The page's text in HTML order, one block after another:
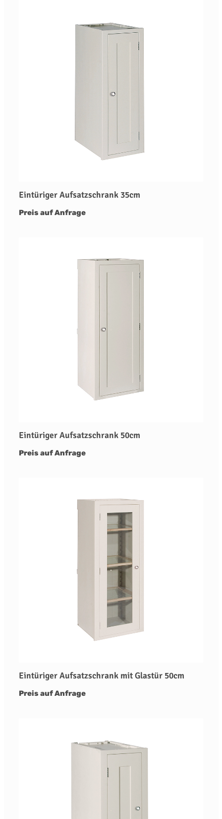
Eintüriger Aufsatzschrank 35cm
Preis auf Anfrage
Eintüriger Aufsatzschrank 50cm
Preis auf Anfrage
Eintüriger Aufsatzschrank mit Glastür 50cm
Preis auf Anfrage